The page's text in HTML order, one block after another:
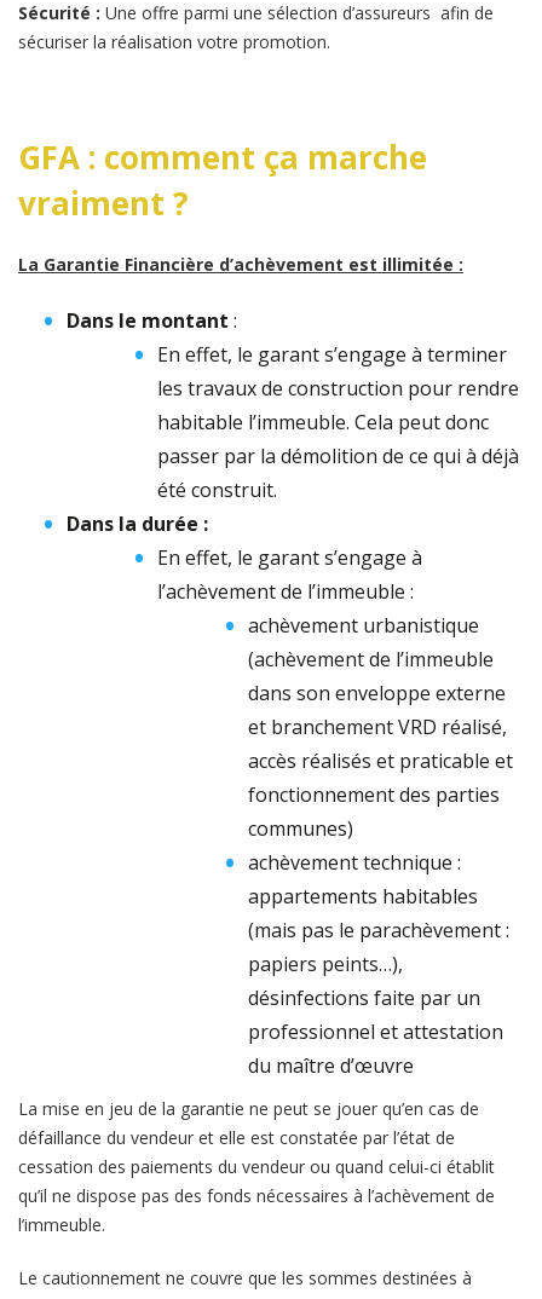
Sécurité : Une offre parmi une sélection d’assureurs afin de
sécuriser la réalisation votre promotion.
GFA : comment ça marche
vraiment ?
La Garantie Financière d’achèvement est illimitée :
Dans le montant :
En effet, le garant s’engage à terminer
les travaux de construction pour rendre
habitable l’immeuble. Cela peut donc
passer par la démolition de ce qui à déjà
été construit.
Dans la durée :
En effet, le garant s’engage à
l’achèvement de l’immeuble :
achèvement urbanistique
(achèvement de l’immeuble
dans son enveloppe externe
et branchement VRD réalisé,
accès réalisés et praticable et
fonctionnement des parties
communes)
achèvement technique :
appartements habitables
(mais pas le parachèvement :
papiers peints…),
désinfections faite par un
professionnel et attestation
du maître d’œuvre
La mise en jeu de la garantie ne peut se jouer qu’en cas de
défaillance du vendeur et elle est constatée par l’état de
cessation des paiements du vendeur ou quand celui-ci établit
qu’il ne dispose pas des fonds nécessaires à l’achèvement de
l’immeuble.
Le cautionnement ne couvre que les sommes destinées à